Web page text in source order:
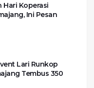
Hari Koperasi
Ini Pesan
Lari Runkop
Tembus 350